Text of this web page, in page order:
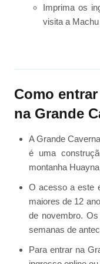
Imprima os
visita a
Como
na Grande
A Grande
é uma
montanha
O acesso a este
maiores de 12
de novembro.
semanas de
Para entrar na